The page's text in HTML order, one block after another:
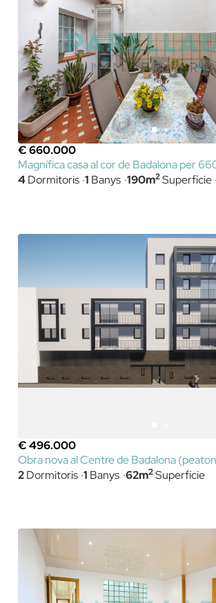
€ 660.000
Magnífica casa al cor de Badalona per
4Dormitoris 1 Banys 190m2Superfície
€ 496.000
Obra nova al Centre de Badalona
2Dormitoris 1 Banys 62m2Superfície